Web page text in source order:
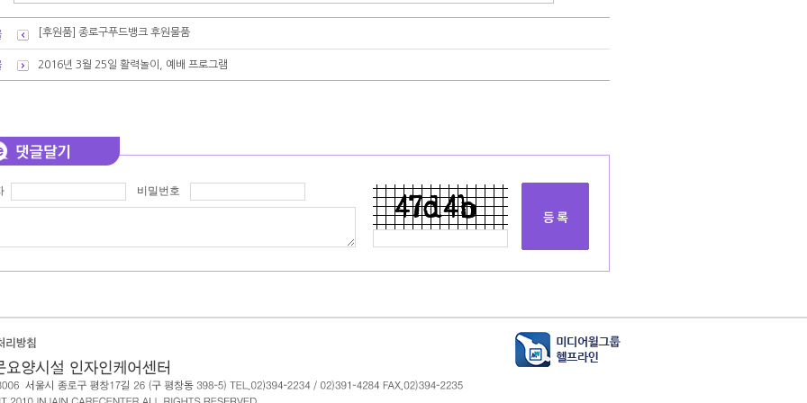
[후원품] 종로구푸드뱅크 후원물품
2016년 3월 25일 활력놀이, 예배 프로그램
비밀번호